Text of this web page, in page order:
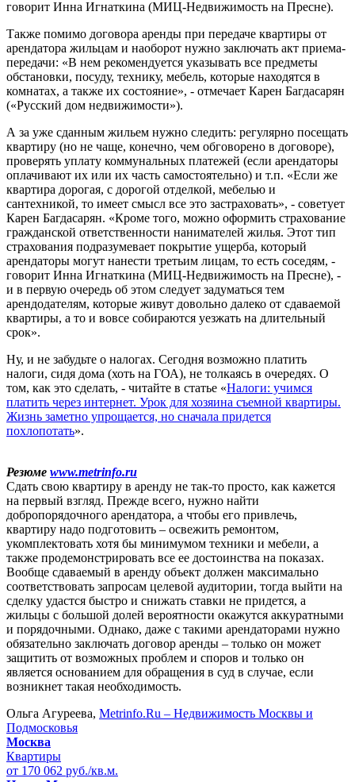
говорит Инна Игнаткина (МИЦ-Недвижимость на Пресне).
Также помимо договора аренды при передаче квартиры от
арендатора жильцам и наоборот нужно заключать акт приема-
передачи: «В нем рекомендуется указывать все предметы
обстановки, посуду, технику, мебель, которые находятся в
комнатах, а также их состояние», - отмечает Карен Багдасарян
(«Русский дом недвижимости»).
А за уже сданным жильем нужно следить: регулярно посещать
квартиру (но не чаще, конечно, чем обговорено в договоре),
проверять уплату коммунальных платежей (если арендаторы
оплачивают их или их часть самостоятельно) и т.п. «Если же
квартира дорогая, с дорогой отделкой, мебелью и
сантехникой, то имеет смысл все это застраховать», - советует
Карен Багдасарян. «Кроме того, можно оформить страхование
гражданской ответственности нанимателей жилья. Этот тип
страхования подразумевает покрытие ущерба, который
арендаторы могут нанести третьим лицам, то есть соседям, -
говорит Инна Игнаткина (МИЦ-Недвижимость на Пресне), -
и в первую очередь об этом следует задуматься тем
арендодателям, которые живут довольно далеко от сдаваемой
квартиры, а то и вовсе собираются уезжать на длительный
срок».
Ну, и не забудьте о налогах. Сегодня возможно платить
налоги, сидя дома (хоть на ГОА), не толкаясь в очередях. О
том, как это сделать, - читайте в статье «Налоги: учимся
платить через интернет. Урок для хозяина съемной квартиры.
Жизнь заметно упрощается, но сначала придется
похлопотать».
Резюме www.metrinfo.ru
Сдать свою квартиру в аренду не так-то просто, как кажется
на первый взгляд. Прежде всего, нужно найти
добропорядочного арендатора, а чтобы его привлечь,
квартиру надо подготовить – освежить ремонтом,
укомплектовать хотя бы минимумом техники и мебели, а
также продемонстрировать все ее достоинства на показах.
Вообще сдаваемый в аренду объект должен максимально
соответствовать запросам целевой аудитории, тогда выйти на
сделку удастся быстро и снижать ставки не придется, а
жильцы с большой долей вероятности окажутся аккуратными
и порядочными. Однако, даже с такими арендаторами нужно
обязательно заключать договор аренды – только он может
защитить от возможных проблем и споров и только он
является основанием для обращения в суд в случае, если
возникнет такая необходимость.
Ольга Агуреева, Metrinfo.Ru – Недвижимость Москвы и
Подмосковья
Москва
Квартиры
от 170 062 руб./кв.м.